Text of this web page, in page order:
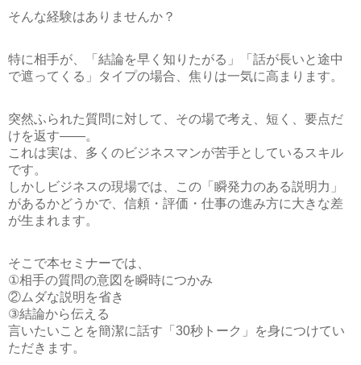
そんな経験はありませんか？
特に相手が、「結論を早く知りたがる」「話が長いと途中
で遮ってくる」タイプの場合、焦りは一気に高まります。
突然ふられた質問に対して、その場で考え、短く、要点だ
けを返す――。
これは実は、多くのビジネスマンが苦手としているスキル
です。
しかしビジネスの現場では、この 「瞬発力のある説明力」
があるかどうかで、信頼・評価・仕事の進み方に大きな差
が生まれます。
そこで本セミナーでは、
①相手の質問の意図を瞬時につかみ
②ムダな説明を省き
③結論から伝える
言いたいことを簡潔に話す「30秒トーク」
を身につけてい
ただきます。